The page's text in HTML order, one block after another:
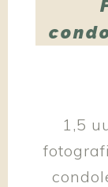
1,5